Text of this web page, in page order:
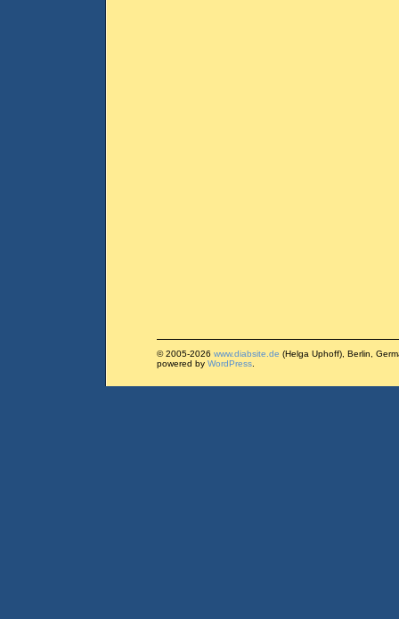
© 2005-2026 www.diabsite.de (Helga Uphoff), Berlin,
powered by WordPress.